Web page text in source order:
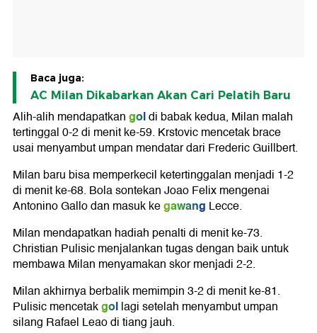
Baca juga:
AC Milan Dikabarkan Akan Cari Pelatih Baru
Alih-alih mendapatkangoldi babak kedua, Milan malah
tertinggal 0-2 di menit ke-59. Krstovic mencetak brace
usai menyambut umpan mendatar dari Frederic Guillbert.
Milan baru bisa memperkecil ketertinggalan menjadi 1-2
di menit ke-68. Bola sontekan Joao Felix mengenai
Antonino Gallo dan masuk kegawang Lecce.
Milan mendapatkan hadiah penalti di menit ke-73.
Christian Pulisic menjalankan tugas dengan baik untuk
membawa Milan menyamakan skor menjadi 2-2.
Milan akhirnya berbalik memimpin 3-2 di menit ke-81.
Pulisic mencetakgollagi setelah menyambut umpan
silang Rafael Leao di tiang jauh.